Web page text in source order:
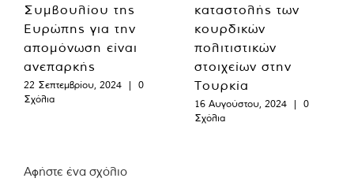
Συμβουλίου της
Ευρώπης για την
απομόνωση είναι
ανεπαρκής
22 Σεπτεμβρίου, 2024 |
0
Σχόλια
καταστολής των
κουρδικών
πολιτιστικών
στοιχείων στην
Τουρκία
16 Αυγούστου, 2024 |
0
Σχόλια
Αφήστε ένα σχόλιο